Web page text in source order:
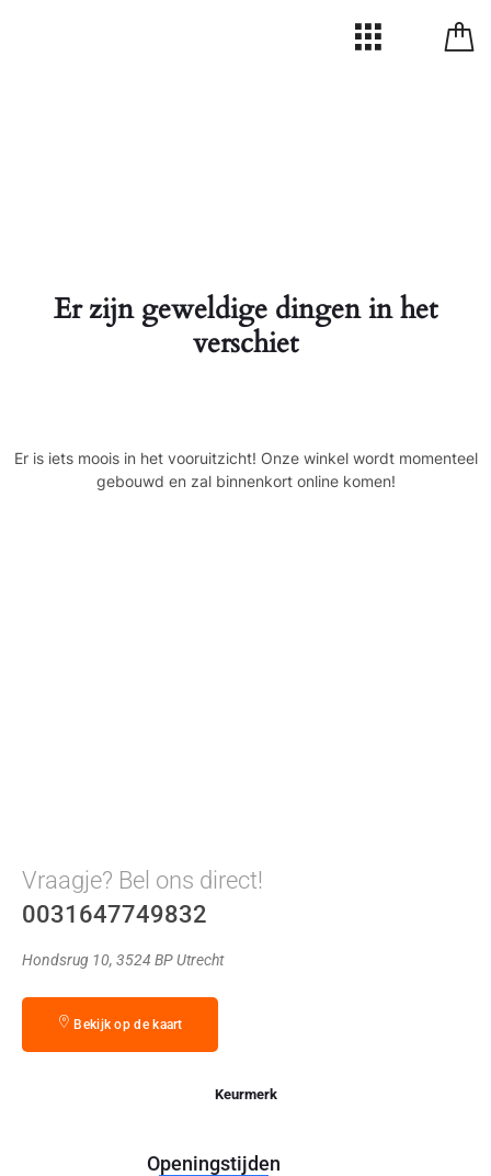
Er zijn geweldige dingen in het
verschiet
Er is iets moois in het vooruitzicht! Onze winkel wordt momenteel
gebouwd en zal binnenkort online komen!
Vraagje? Bel ons direct!
0031647749832
Hondsrug 10, 3524 BP Utrecht
Bekijk op de kaart
Keurmerk
Openingstijden